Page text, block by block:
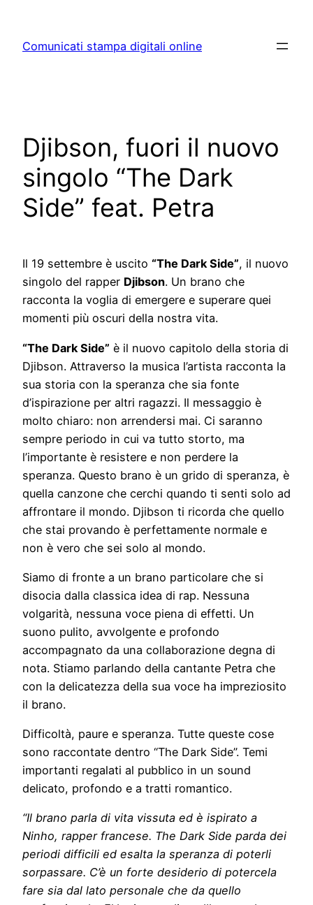
content
Comunicati stampa digitali online
Djibson, fuori il nuovo
singolo “The Dark
Side” feat. Petra
Il 19 settembre è uscito “The Dark Side”, il nuovo
singolo del rapper Djibson. Un brano che
racconta la voglia di emergere e superare quei
momenti più oscuri della nostra vita.
“The Dark Side” è il nuovo capitolo della storia di
Djibson. Attraverso la musica l’artista racconta la
sua storia con la speranza che sia fonte
d’ispirazione per altri ragazzi. Il messaggio è
molto chiaro: non arrendersi mai. Ci saranno
sempre periodo in cui va tutto storto, ma
l’importante è resistere e non perdere la
speranza. Questo brano è un grido di speranza, è
quella canzone che cerchi quando ti senti solo ad
affrontare il mondo. Djibson ti ricorda che quello
che stai provando è perfettamente normale e
non è vero che sei solo al mondo.
Siamo di fronte a un brano particolare che si
disocia dalla classica idea di rap. Nessuna
volgarità, nessuna voce piena di effetti. Un
suono pulito, avvolgente e profondo
accompagnato da una collaborazione degna di
nota. Stiamo parlando della cantante Petra che
con la delicatezza della sua voce ha impreziosito
il brano.
Difficoltà, paure e speranza. Tutte queste cose
sono raccontate dentro “The Dark Side”. Temi
importanti regalati al pubblico in un sound
delicato, profondo e a tratti romantico.
“Il brano parla di vita vissuta ed è ispirato a
Ninho, rapper francese. The Dark Side parda dei
periodi difficili ed esalta la speranza di poterli
sorpassare. C’è un forte desiderio di potercela
fare sia dal lato personale che da quello